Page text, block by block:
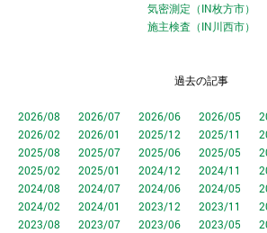
気密測定（IN枚方市）
施主検査（IN川西市）
過去の記事
2026/08 2026/07 2026/06 2026/05
2026/02
2026/01 2025/12 2025/11
2025/08
2025/07 2025/06 2025/05
2025/02
2025/01 2024/12 2024/11
2024/08
2024/07 2024/06 2024/05
2024/02
2024/01 2023/12 2023/11
2023/08
2023/07 2023/06 2023/05